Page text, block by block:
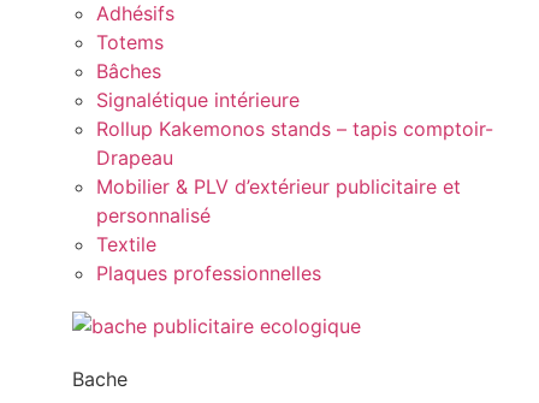
Adhésifs
Totems
Bâches
Signalétique intérieure
Rollup Kakemonos stands – tapis comptoir-
Drapeau
Mobilier & PLV d’extérieur publicitaire et
personnalisé
Textile
Plaques professionnelles
Bache